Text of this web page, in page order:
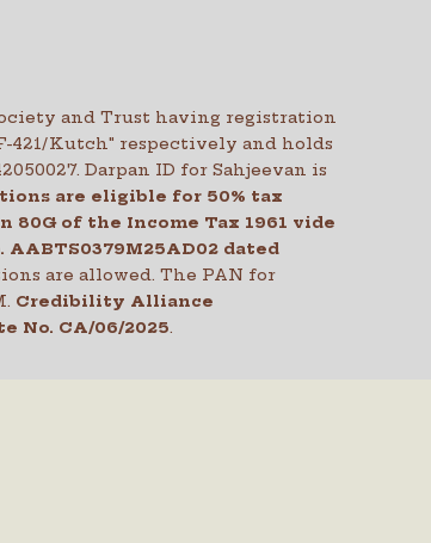
and Trust having registration
421/Kutch" respectively and holds
Darpan ID for Sahjeevan is
are eligible for 50% tax
80G of the Income Tax 1961 vide
dated
are allowed. The PAN for
Credibility Alliance
No. CA/06/2025